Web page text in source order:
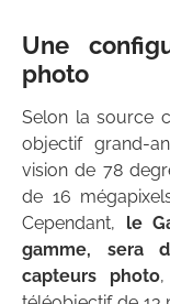
Une
photo
Selon la source
objectif grand-
vision de 78
de 16
Cependant, le
gamme, sera
capteurs photo